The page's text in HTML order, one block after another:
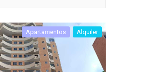
Apartamentos Alquiler